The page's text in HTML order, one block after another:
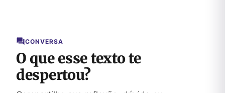
CONVERSA
O que esse texto te
despertou?